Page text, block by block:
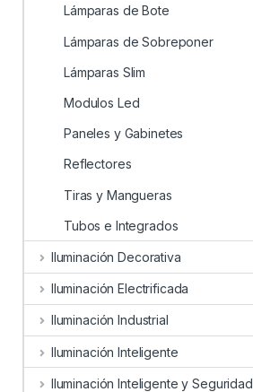
Lámparas de Bote
Lámparas de Sobreponer
Lámparas Slim
Modulos Led
Paneles y Gabinetes
Reflectores
Tiras y Mangueras
Tubos e Integrados
Iluminación Decorativa
Iluminación Electrificada
Iluminación Industrial
Iluminación Inteligente
Iluminación Inteligente y Seguridad